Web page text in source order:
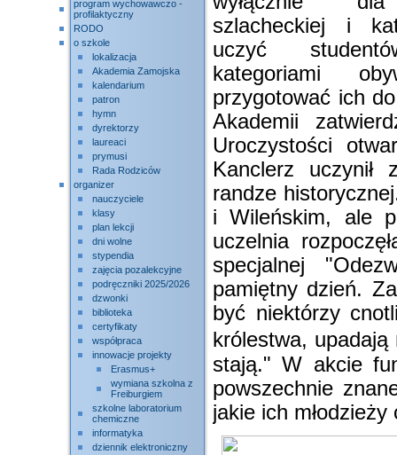
szlacheckiej i
uczyć
kategoriami
przygotować ich
Akademii
Uroczystości
Kanclerz uczynił
randze
i Wileńskim, ale
uczelnia
specjalnej
pamiętny dzień.
być niektórzy
królestwa,
stają." W akcie
powszechnie
jakie ich młodzieży
program wychowawczo -
profilaktyczny
RODO
o szkole
lokalizacja
Akademia Zamojska
kalendarium
patron
hymn
dyrektorzy
laureaci
prymusi
Rada Rodziców
organizer
nauczyciele
klasy
plan lekcji
dni wolne
stypendia
zajęcia pozalekcyjne
podręczniki 2025/2026
dzwonki
biblioteka
certyfikaty
współpraca
innowacje projekty
Erasmus+
wymiana szkolna z
Freiburgiem
szkolne laboratorium
chemiczne
informatyka
dziennik elektroniczny